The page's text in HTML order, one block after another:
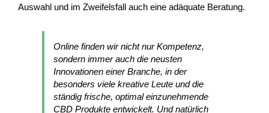
Auswahl und im Zweifelsfall auch eine adäquate Beratung.
Online finden wir nicht nur Kompetenz,
sondern immer auch die neusten
Innovationen einer Branche, in der
besonders viele kreative Leute und die
ständig frische, optimal einzunehmende
CBD Produkte entwickelt. Und natürlich